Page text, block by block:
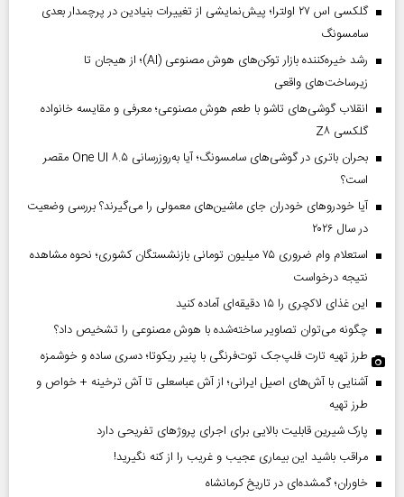
گلکسی اس ۲۷ اولترا؛ پیش‌نمایشی از تغییرات بنیادین در پرچمدار بعدی
سامسونگ
رشد خیره‌کننده بازار توکن‌های هوش مصنوعی (AI)؛ از هیجان تا
زیرساخت‌های واقعی
انقلاب گوشی‌های تاشو‌ با طعم هوش مصنوعی؛ معرفی و مقایسه خانواده
گلکسی Z۸
بحران باتری در گوشی‌های سامسونگ؛ آیا به‌روزرسانی One UI ۸.۵ مقصر
است؟
آیا خودروهای خودران جای ماشین‌های معمولی را می‌گیرند؟ بررسی وضعیت
در سال ۲۰۲۶
استعلام وام ضروری ۷۵ میلیون تومانی بازنشستگان کشوری؛ نحوه مشاهده
نتیجه درخواست
این غذای لاکچری را ۱۵ دقیقه‌ای آماده کنید
چگونه می‌توان تصاویر ساخته‌شده با هوش مصنوعی را تشخیص داد؟
طرز تهیه تارت فلپ‌جک توت‌فرنگی با پنیر ریکوتا؛ دسری ساده و خوشمزه
آشنایی با آش‌های اصیل ایرانی؛ از آش عباسعلی تا آش ترخینه + خواص و
طرز تهیه
پارک شیرین قابلیت‌ بالایی برای اجرای پروژهای تفریحی دارد
مراقب باشید این بیماری عجیب و غریب را از کنه نگیرید!
خاوران؛ گمشده‌ای در تاریخ کرمانشاه